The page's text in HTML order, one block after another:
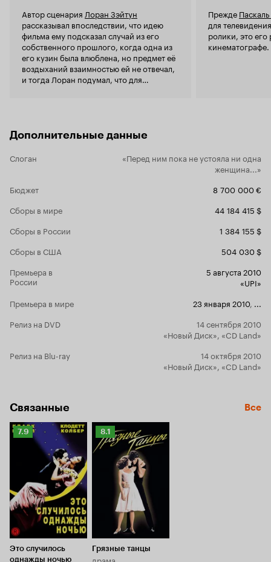
камни,
все думают. Романтизма здесь чуть меньше, чем
комедии,
будут
конечно
вытворяют,
сильная
делает. Во всех хороших романтических
комедиях
целом,
всегда
ней все
наши
партнёре,
которые
целиком,
фильмах.
слишком
Автор сценария Лоран Зэйтун
рассказывал впоследствии, что идею
фильма ему подсказал случай из его
собственного прошлого, когда одна из
его кузин была влюблена, но предмет её
воздыханий взаимностью ей не отвечал,
и тогда Лоран подумал, что для
Прежде
для
ролики, это
кинематографе.
Дополнительные данные
Слоган
«Перед ним пока не устояла ни одна
женщина...»
Бюджет
8 700 000 €
Сборы в мире
44 184 415 $
Сборы в России
1 384 155 $
Сборы в США
504 030 $
Премьера в
России
5 августа 2010
«UPI»
Премьера в мире
23 января 2010,
Релиз на DVD
14 сентября 2010
«Новый Диск», «CD Land»
Релиз на Blu-ray
14 октября 2010
«Новый Диск», «CD Land»
Связанные Все
Рейтинг
Кинопоиска
7.9
Это случилось
однажды ночью
Рейтинг
Кинопоиска
8.1
Грязные танцы
драма